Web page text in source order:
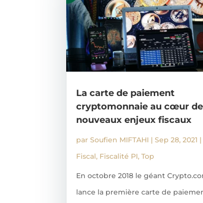
La carte de paiement
cryptomonnaie au cœur de
nouveaux enjeux fiscaux
parSoufien MIFTAHI |Sep 28, 2021 |
Fiscal, Fiscalité PI,Top
En octobre 2018 le géant
lance la première carte de